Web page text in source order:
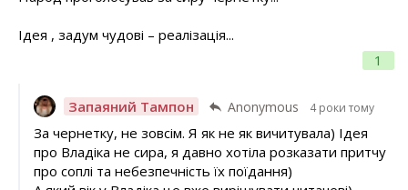
1
Ідея , задум чудові – реалізація...
Запаяний Тампон Anonymous 4 роки тому
За чернетку, не зовсім. Я як не як вичитувала) Ідея
про Владіка не сира, я давно хотіла розказати притчу
про соплі та небезпечність їх поїдання)